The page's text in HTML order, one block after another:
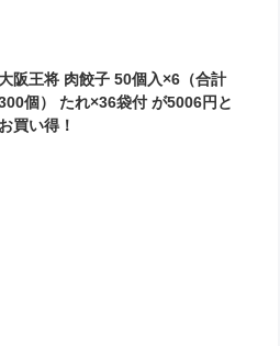
大阪王将 肉餃子 50個入×6（合計
個） たれ×36袋付 が5006円と
お買い得！